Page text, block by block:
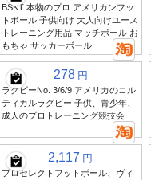
BSKT 本物のプロ アメリカンフッ
トボール 子供向け 大人向けユース
トレーニング用品 マッチボール お
もちゃ サッカーボール
278 円
ラグビーNo. 3/6/9 アメリカのコル
ティカルラグビー 子供、青少年、
成人のプロトレーニング競技会
2,117 円
プロセレクトフットボール、ヴィ